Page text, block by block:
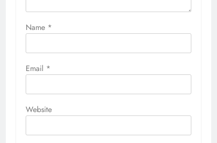
Name *
Email *
Website